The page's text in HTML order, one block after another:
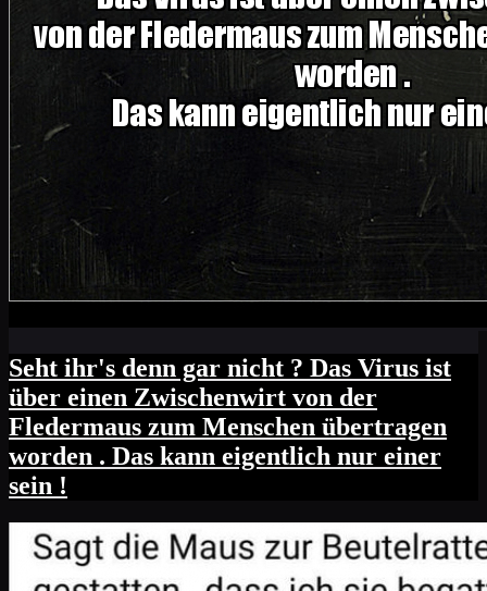
Seht ihr's denn gar nicht ? Das Virus ist
über einen Zwischenwirt von der
Fledermaus zum Menschen übertragen
worden . Das kann eigentlich nur einer
sein !